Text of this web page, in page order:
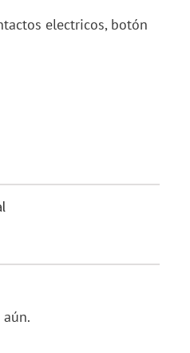
electricos, botón